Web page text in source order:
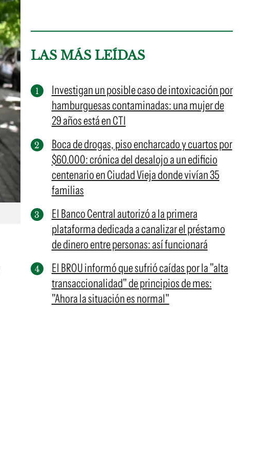
LAS MÁS LEÍDAS
Investigan un posible caso de intoxicación por
hamburguesas contaminadas: una mujer de
29 años está en CTI
Boca de drogas, piso encharcado y cuartos por
$60.000: crónica del desalojo a un edificio
centenario en Ciudad Vieja donde vivían 35
familias
El Banco Central autorizó a la primera
plataforma dedicada a canalizar el préstamo
de dinero entre personas: así funcionará
El BROU informó que sufrió caídas por la "alta
transaccionalidad" de principios de mes:
"Ahora la situación es normal"